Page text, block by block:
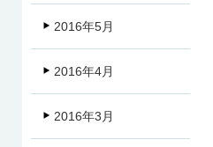
2016年5月
2016年4月
2016年3月